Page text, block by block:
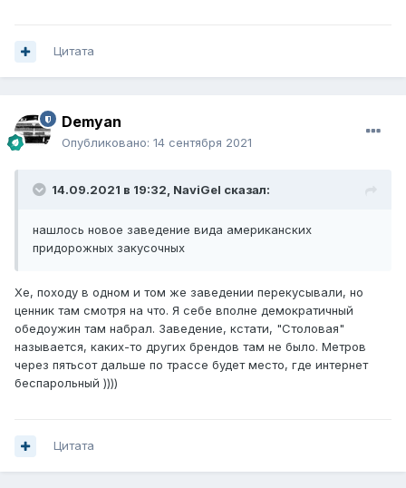
Цитата
Demyan
Опубликовано: 14 сентября 2021
14.09.2021 в 19:32, NaviGel сказал:
нашлось новое заведение вида американских
придорожных закусочных
Хе, походу в одном и том же заведении перекусывали, но
ценник там смотря на что. Я себе вполне демократичный
обедоужин там набрал. Заведение, кстати, "Столовая"
называется, каких-то других брендов там не было. Метров
через пятьсот дальше по трассе будет место, где интернет
беспарольный ))))
Цитата